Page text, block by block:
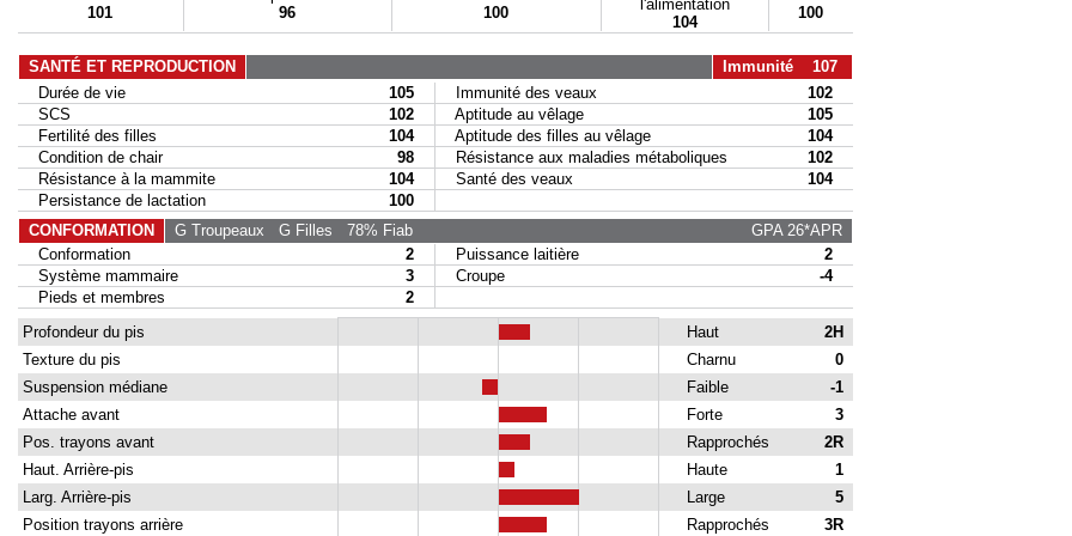
101
96
100
l'alimentation
104
100
SANTÉ ET REPRODUCTION
Immunité 107
Durée de vie
105 Immunité des veaux
102
SCS
102 Aptitude au vêlage
105
Fertilité des filles
104 Aptitude des filles au vêlage
104
Condition de chair
98 Résistance aux maladies métaboliques
102
Résistance à la mammite
104 Santé des veaux
104
Persistance de lactation
100
CONFORMATION
G Troupeaux G Filles 78% Fiab
GPA 26*APR
Conformation
2 Puissance laitière
2
Système mammaire
3 Croupe
-4
Pieds et membres
2
Profondeur du pis
Haut
2H
Texture du pis
Charnu
0
Suspension médiane
Faible
-1
Attache avant
Forte
3
Pos. trayons avant
Rapprochés
2R
Haut. Arrière-pis
Haute
1
Larg. Arrière-pis
Large
5
Position trayons arrière
Rapprochés 3R